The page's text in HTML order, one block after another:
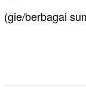
(gie/berbagai